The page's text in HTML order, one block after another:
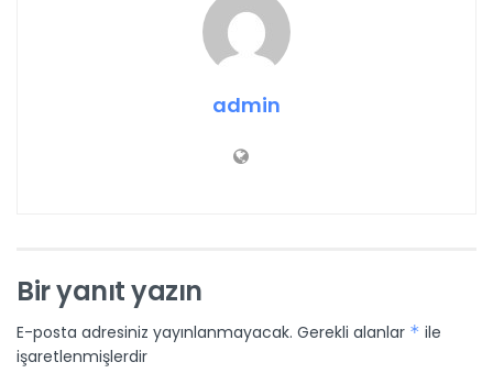
admin
Bir yanıt yazın
E-posta adresiniz yayınlanmayacak. Gerekli alanlar * ile
işaretlenmişlerdir